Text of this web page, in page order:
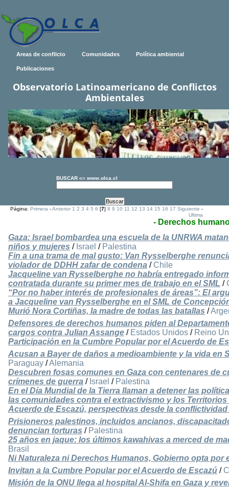
Areas de conflicto Comunidades Política ambiental
Publicaciones
Observatorio Latinoamericano de Conflictos
Ambientales
BUSCAR en www.olca.cl
Página:Primera -Anterior 1 2 3 4 5 6 [7]8 9 10 11 12 13 14 15 16 17 Siguiente -
Ultima
- Derechos
Gaza: Israel bombardea una escuela de la UNRWA
niños y mujeres / Israel / Palestina
Fin a una trama de mal gusto: Van Rysselberghe
violador de DDHH zafar de condena / Chile
Jacqueline van Rysselberghe no habría entregado
contratada durante su primer mes de trabajo en el SML /
“Por no haber interés de profesionales de áreas”: El
a Jacqueline van Rysselberghe en el SML de
Murió Nora Cortiñas, la madre de todas las batallas /
Defensores de derechos humanos piden al
cargos contra Julian Assange / Estados Unidos / Reino
Participación en la Cumbre Popular por el Acuerdo de
Acusan a Bayer de daños a medioambiente y la vida en
Paraguay /Alemania
Descubren fosas comunes en Gaza con centenares de
crímenes de guerra / Israel / Palestina
En el Día Mundial de la Tierra llaman a detener las
las comunidades contra el extractivismo y los
Acuerdo de Escazú, perspectivas desde la
Prisioneros palestinos, incluidos ancianos,
denuncian torturas / Palestina
25 años en jaque: los últimos kawahivas a merced de
Brasil
Ni Naturaleza ni Derechos Humanos, Gobierno opta por
Invitan a la Cumbre Popular por el Acuerdo de Escazú /
Misión de la ONU llega al hospital Al-Shifa en Gaza y